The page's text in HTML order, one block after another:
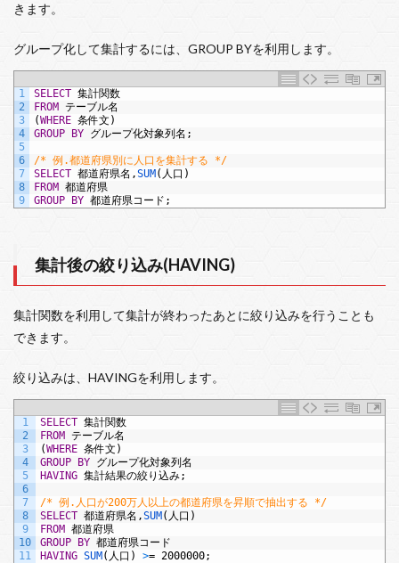
きます。
グループ化して集計するには、GROUP BYを利用します。
1
2
3
4
5
6
7
8
9
SELECT 集計関数
FROM テーブル名
(WHERE 条件文)
GROUP
BY グループ化対象列名;
/* 例.都道府県別に人口を集計する */
SELECT 都道府県名,SUM (人口)
FROM 都道府県
GROUP
BY 都道府県コード;
集計後の絞り込み(HAVING)
集計関数を利用して集計が終わったあとに絞り込みを行うことも
できます。
絞り込みは、HAVINGを利用します。
1
2
3
4
5
6
7
8
9
10
11
SELECT 集計関数
FROM テーブル名
(WHERE 条件文)
GROUP
BY グループ化対象列名
HAVING 集計結果の絞り込み;
/* 例.人口が200万人以上の都道府県を昇順で抽出する */
SELECT 都道府県名,SUM (人口)
FROM 都道府県
GROUP
BY 都道府県コード
HAVING SUM (人口) >= 2000000;